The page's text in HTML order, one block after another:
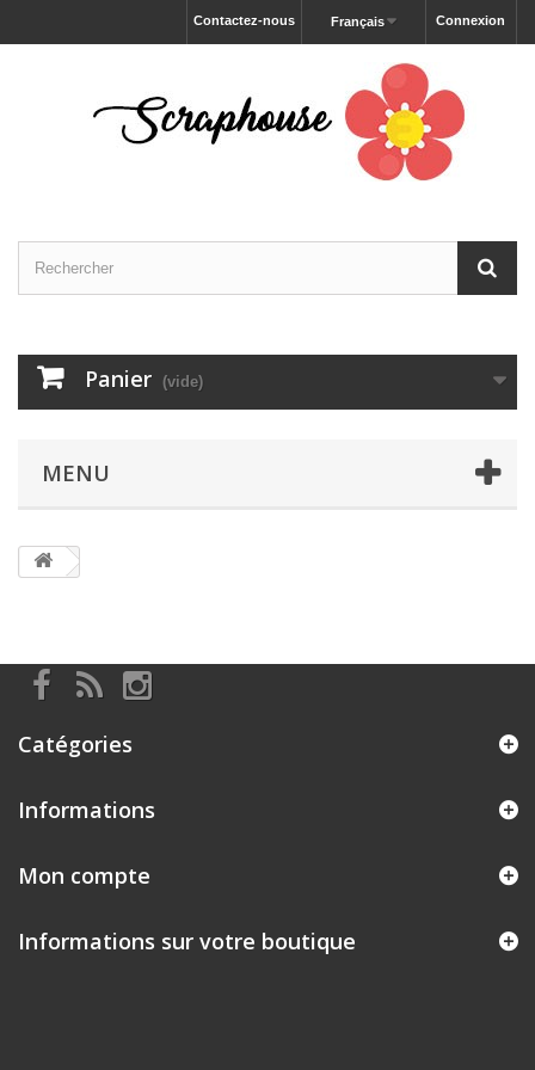
Connexion
Français
Contactez-nous
Panier (vide)
MENU
Catégories
Informations
Mon compte
Informations sur votre boutique